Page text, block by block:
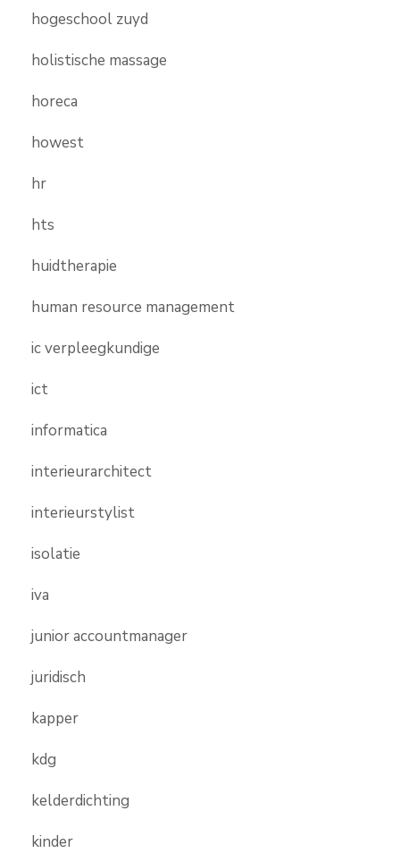
hogeschool zuyd
holistische massage
horeca
howest
hr
hts
huidtherapie
human resource management
ic verpleegkundige
ict
informatica
interieurarchitect
interieurstylist
isolatie
iva
junior accountmanager
juridisch
kapper
kdg
kelderdichting
kinder